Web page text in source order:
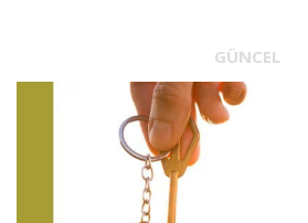
GÜNCEL